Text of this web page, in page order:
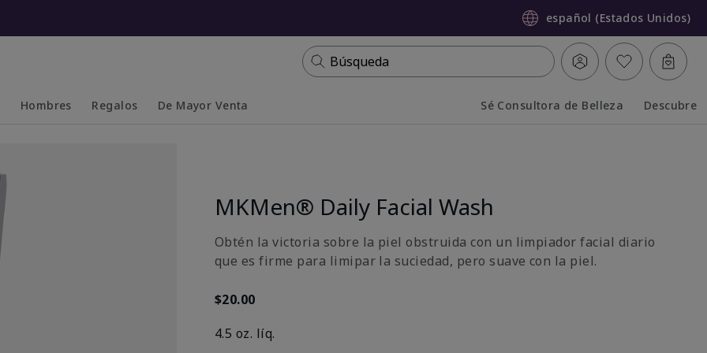
español (Estados Unidos)
Búsqueda
Hombres Regalos De Mayor Venta Sé Consultora de Belleza Descubre
MKMen® Daily Facial Wash
Obtén la victoria sobre la piel obstruida con un limpiador facial diario
que es firme para limipar la suciedad, pero suave con la piel.
$20.00
4.5 oz. líq.